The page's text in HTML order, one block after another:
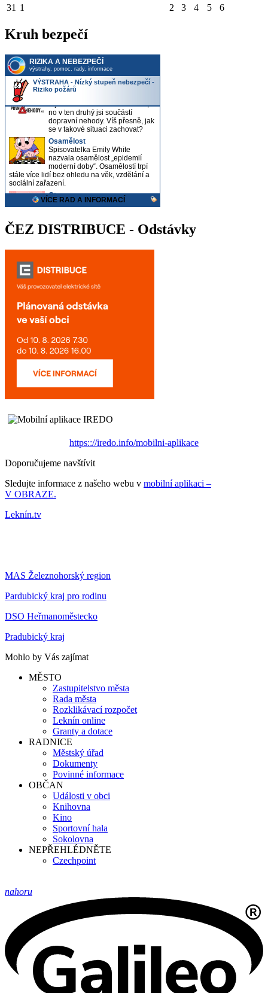
31 1 2 3 4 5 6
Kruh bezpečí
ČEZ DISTRIBUCE - Odstávky
https:://iredo.info/mobilni-aplikace
Doporučujeme navštívit
Sledujte informace z našeho webu v mobilní aplikaci –
V OBRAZE.
Leknín.tv
MAS Železnohorský region
Pardubický kraj pro rodinu
DSO Heřmanoměstecko
Pradubický kraj
Mohlo by Vás zajímat
MĚSTO
Zastupitelstvo města
Rada města
Rozklikávací rozpočet
Leknín online
Granty a dotace
RADNICE
Městský úřad
Dokumenty
Povinné informace
OBČAN
Události v obci
Knihovna
Kino
Sportovní hala
Sokolovna
NEPŘEHLÉDNĚTE
Czechpoint
nahoru